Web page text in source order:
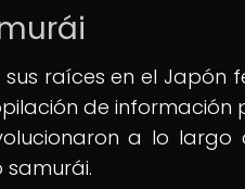
raíces en el Japón
de
a lo largo
samurái.